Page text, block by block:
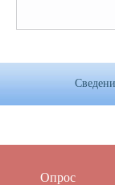
Опрос